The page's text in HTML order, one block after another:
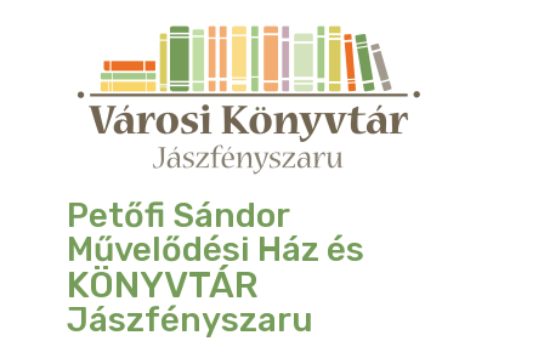
Petőfi Sándor
Művelődési Ház és
KÖNYVTÁR
Jászfényszaru